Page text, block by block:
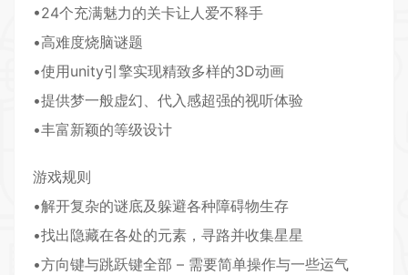
•24个充满魅力的关卡让人爱不释手
•高难度烧脑谜题
•使用unity引擎实现精致多样的3D动画
•提供梦一般虚幻、代入感超强的视听体验
•丰富新颖的等级设计
游戏规则
•解开复杂的谜底及躲避各种障碍物生存
•找出隐藏在各处的元素，寻路并收集星星
•方向键与跳跃键全部 – 需要简单操作与一些运气